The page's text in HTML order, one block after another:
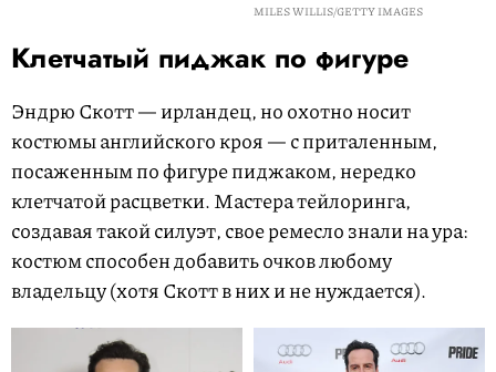
MILES WILLIS/GETTY IMAGES
Клетчатый пиджак по фигуре
Эндрю Скотт — ирландец, но охотно носит
костюмы английского кроя — с приталенным,
посаженным по фигуре пиджаком, нередко
клетчатой расцветки. Мастера тейлоринга,
создавая такой силуэт, свое ремесло знали на ура:
костюм способен добавить очков любому
владельцу (хотя Скотт в них и не нуждается).